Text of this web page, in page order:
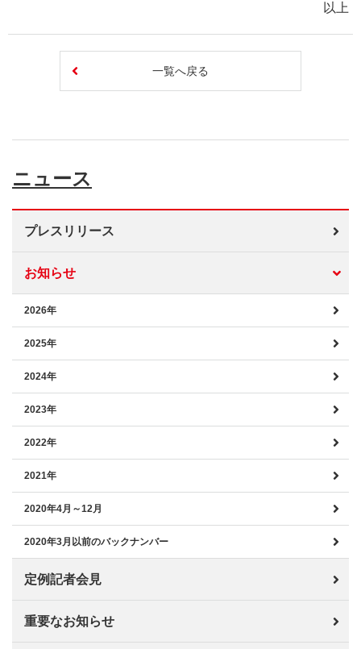
以上
一覧へ戻る
ニュース
プレスリリース
お知らせ
2026年
2025年
2024年
2023年
2022年
2021年
2020年4月～12月
2020年3月以前のバックナンバー
定例記者会見
重要なお知らせ